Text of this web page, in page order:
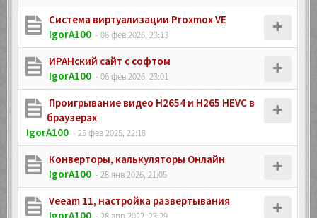
Система виртуализации Proxmox VE
IgorA100 - 06 фев 2026, 23:13
ИРАНский сайт с софтом
IgorA100 - 06 фев 2026, 23:01
Проигрывание видео H2654 и H265 HEVC в
браузерах
IgorA100 - 25 фев 2025, 22:18
Конверторы, калькуляторы Онлайн
IgorA100 - 28 янв 2026, 21:05
Veeam 11, настройка развертывания